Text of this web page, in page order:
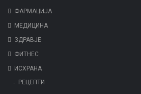
ФАРМАЦИЈА
МЕДИЦИНА
ЗДРАВЈЕ
ФИТНЕС
ИСХРАНА
РЕЦЕПТИ